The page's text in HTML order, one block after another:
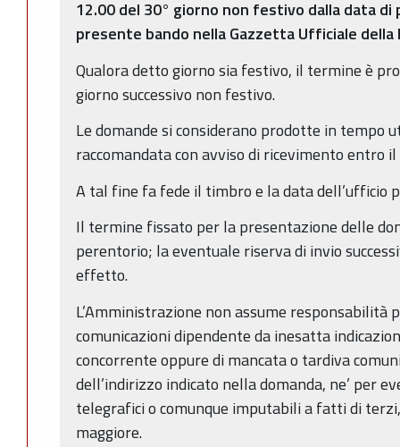
12.00 del 30° giorno non festivo dalla data
presente bando nella Gazzetta Ufficiale della
Qualora detto giorno sia festivo, il termine è
giorno successivo non festivo.
Le domande si considerano prodotte in tempo
raccomandata con avviso di ricevimento entro
A tal fine fa fede il timbro e la data dell’ufficio
Il termine fissato per la presentazione delle
perentorio; la eventuale riserva di invio
effetto.
L’Amministrazione non assume responsabilità
comunicazioni dipendente da inesatta
concorrente oppure di mancata o tardiva
dell’indirizzo indicato nella domanda, ne’ per
telegrafici o comunque imputabili a fatti di
maggiore.